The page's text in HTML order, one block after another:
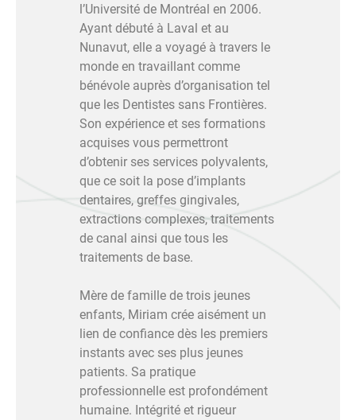
l’Université de Montréal en 2006.
Ayant débuté à Laval et au
Nunavut, elle a voyagé à travers le
monde en travaillant comme
bénévole auprès d’organisation tel
que les Dentistes sans Frontières.
Son expérience et ses formations
acquises vous permettront
d’obtenir ses services polyvalents,
que ce soit la pose d’implants
dentaires, greffes gingivales,
extractions complexes, traitements
de canal ainsi que tous les
traitements de base.
Mère de famille de trois jeunes
enfants, Miriam crée aisément un
lien de confiance dès les premiers
instants avec ses plus jeunes
patients. Sa pratique
professionnelle est profondément
humaine. Intégrité et rigueur